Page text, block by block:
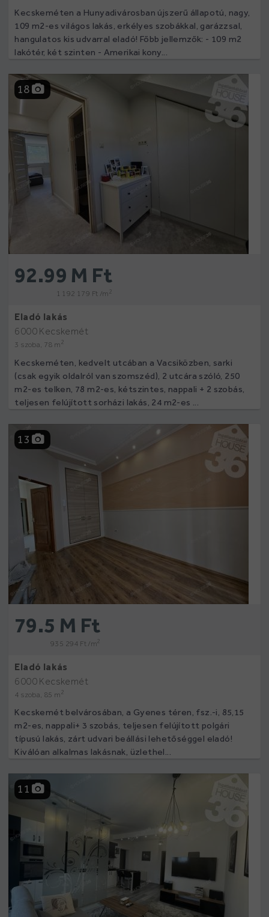
Kecskeméten a Hunyadivárosban újszerű állapotú, nagy,
109 m2-es világos lakás, erkélyes szobákkal, garázzsal,
hangulatos kis udvarral eladó! Főbb jellemzők: - 109 m2
lakótér, két szinten - Amerikai kony...
18
92.99 M Ft
1 192 179 Ft /m 2
Eladó lakás
6000 Kecskemét
3 szoba, 78 m2
Kecskeméten, kedvelt utcában a Vacsiközben, sarki
(csak egyik oldalról van szomszéd), 2 utcára szóló, 250
m2-es telken, 78 m2-es, kétszintes, nappali + 2 szobás,
teljesen felújított sorházi lakás, 24 m2-es ...
13
79.5 M Ft
935 294 Ft /m2
Eladó lakás
6000 Kecskemét
4 szoba, 85 m 2
Kecskemét belvárosában, a Gyenes téren, fsz.-i, 85,15
m2-es, nappali+ 3 szobás, teljesen felújított polgári
típusú lakás, zárt udvari beállási lehetőséggel eladó!
Kiválóan alkalmas lakásnak, üzlethel...
11